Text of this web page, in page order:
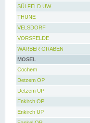
SÜLFELD UW
THUNE
VELSDORF
VORSFELDE
WARBER GRABEN
MOSEL
Cochem
Detzem OP
Detzem UP
Enkirch OP
Enkirch UP